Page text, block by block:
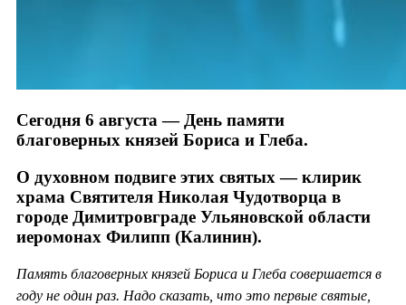
Сегодня 6 августа — День памяти
благоверных князей Бориса и Глеба.
О духовном подвиге этих святых — клирик
храма Святителя Николая Чудотворца в
городе Димитровграде Ульяновской области
иеромонах Филипп (Калинин).
Память благоверных князей Бориса и Глеба совершается в
году не один раз. Надо сказать, что это первые святые,